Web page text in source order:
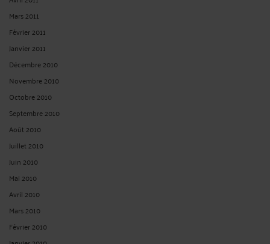
Mars 2011
Février 2011
Janvier 2011
Décembre 2010
Novembre 2010
Octobre 2010
Septembre 2010
Août 2010
Juillet 2010
Juin 2010
Mai 2010
Avril 2010
Mars 2010
Février 2010